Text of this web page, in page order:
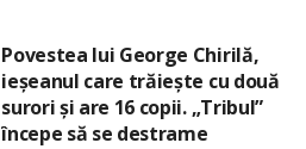
Povestea lui George Chirilă,
ieșeanul care trăiește cu două
surori și are 16 copii. „Tribul”
începe să se destrame